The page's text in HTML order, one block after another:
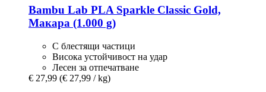
Bambu Lab PLA Sparkle Classic Gold,
Макара (1.000 g)
С блестящи частици
Висока устойчивост на удар
Лесен за отпечатване
€ 27,99 (€ 27,99 / kg)